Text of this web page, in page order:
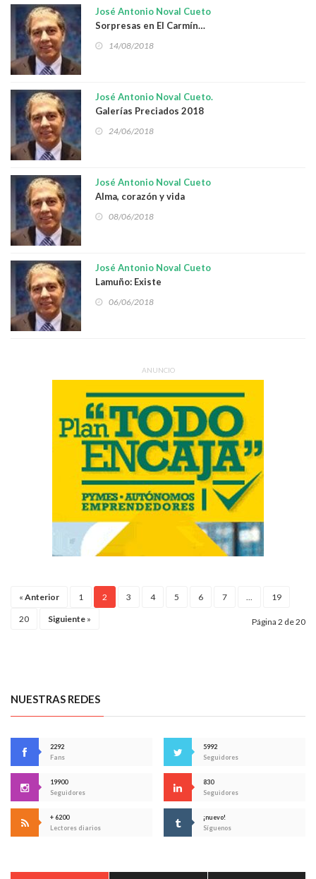
José Antonio Noval Cueto
Sorpresas en El Carmín…
14/08/2018
José Antonio Noval Cueto.
Galerías Preciados 2018
24/06/2018
José Antonio Noval Cueto
Alma, corazón y vida
08/06/2018
José Antonio Noval Cueto
Lamuño: Existe
06/06/2018
ANUNCIO
« Anterior 1 2 3 4 5 6 7 ... 19
20 Siguiente » Página 2 de 20
NUESTRAS REDES
2292
Fans
5992
Seguidores
19900
Seguidores
830
Seguidores
+ 6200
Lectores diarios
¡nuevo!
Síguenos